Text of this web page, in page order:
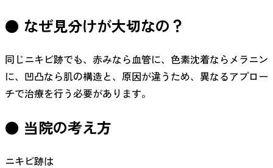
● なぜ見分けが大切なの？
同じニキビ跡でも、赤みなら血管に、色素沈着ならメラニン
に、凹凸なら肌の構造と、原因が違うため、異なるアプロー
チで治療を行う必要があります。
● 当院の考え方
ニキビ跡は